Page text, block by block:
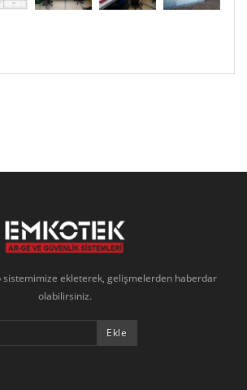
sistemimize ekleterek, gelişmelerden haberdar
olabilirsiniz.